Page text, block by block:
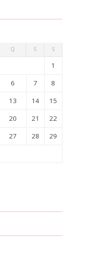
Q S S
1
6 7
8
13 14
15
20 21
22
27 28
29